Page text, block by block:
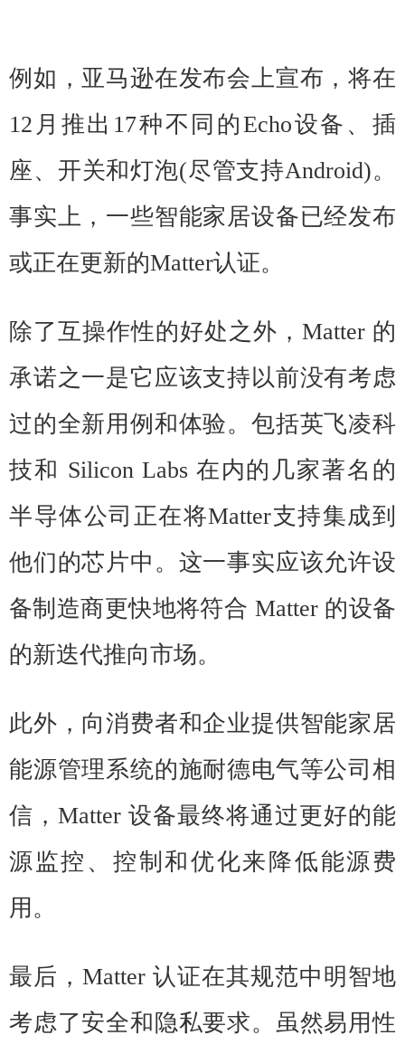
例如，亚马逊在发布会上宣布，将在
12月推出17种不同的Echo设备、插
座、开关和灯泡(尽管支持Android)。
事实上，一些智能家居设备已经发布
或正在更新的Matter认证。
除了互操作性的好处之外，Matter 的
承诺之一是它应该支持以前没有考虑
过的全新用例和体验。包括英飞凌科
技和 Silicon Labs 在内的几家著名的
半导体公司正在将Matter支持集成到
他们的芯片中。这一事实应该允许设
备制造商更快地将符合 Matter 的设备
的新迭代推向市场。
此外，向消费者和企业提供智能家居
能源管理系统的施耐德电气等公司相
信，Matter 设备最终将通过更好的能
源监控、控制和优化来降低能源费
用。
最后，Matter 认证在其规范中明智地
考虑了安全和隐私要求。虽然易用性